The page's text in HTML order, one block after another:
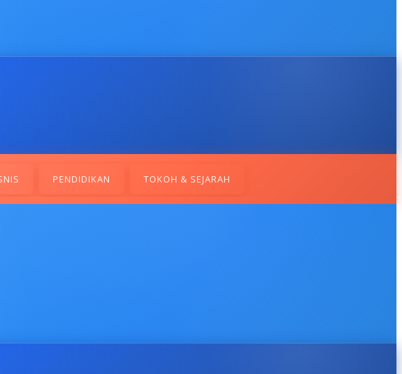
PENDIDIKAN TOKOH & SEJARAH